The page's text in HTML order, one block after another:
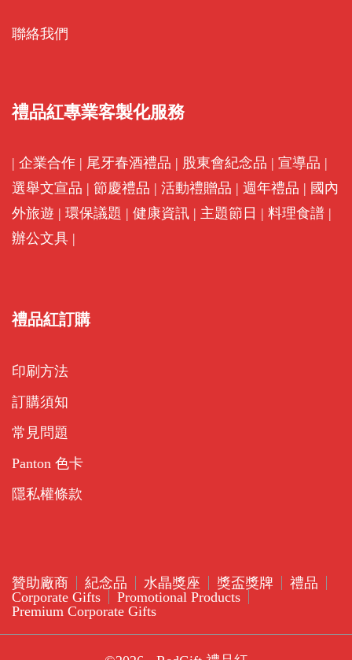
聯絡我們
禮品紅專業客製化服務
| 企業合作 | 尾牙春酒禮品 | 股東會紀念品 | 宣導品 |
選舉文宣品 | 節慶禮品 | 活動禮贈品 | 週年禮品 | 國內
外旅遊 | 環保議題 | 健康資訊 | 主題節日 | 料理食譜 |
辦公文具 |
禮品紅訂購
印刷方法
訂購須知
常見問題
Panton 色卡
隱私權條款
贊助廠商 紀念品 水晶獎座 獎盃獎牌
禮品
Corporate Gifts
Promotional Products
Premium Corporate Gifts